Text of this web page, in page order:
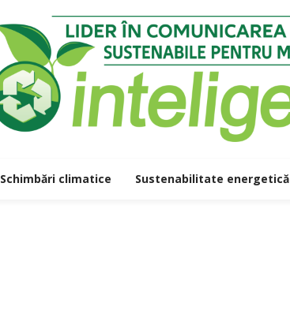
Schimbări climatice Sustenabilitate energetică